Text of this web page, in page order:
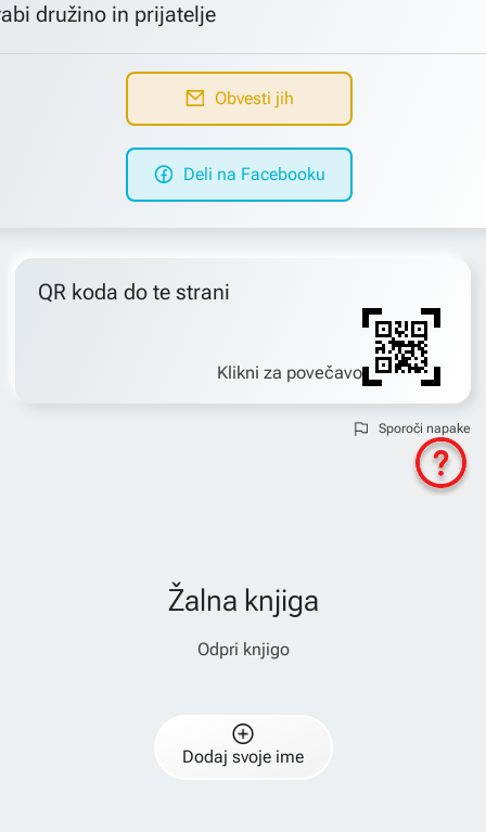
družino in prijatelje
Obvesti jih
Deli na Facebooku
QR koda do te strani
Klikni za povečavo
Sporoči napake
Žalna knjiga
Odpri knjigo
Dodaj svoje ime